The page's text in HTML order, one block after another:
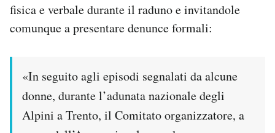
fisica e verbale durante il raduno e invitandole
comunque a presentare denunce formali:
«In seguito agli episodi segnalati da alcune
donne, durante l’adunata nazionale degli
Alpini a Trento, il Comitato organizzatore, a